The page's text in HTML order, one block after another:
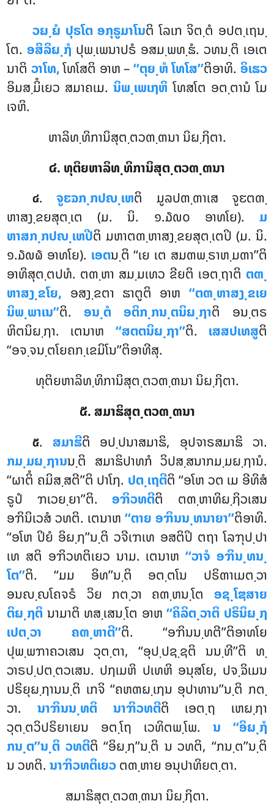
ວຏ຺ຏໍ ປຸຣໂຕ ອກຸຣູມາໂນຕິ ໂລເກ ຈິຕ຺ຕໍ ອປຕ຺ເຖນ຺
ໂຕ. ອສິລິຏ຺ຐໍ ປຸພ຺ເພນາປຣໍ ອສມ຺ພທ຺ຘໍ. ວທນ຺ຕິ ເອເຕ
ນາຕິ ວາໂທ,ໂທໂສຕິ ອາຫ –‘‘ຕຸຍ຺ຫໍ ໂທໂສ’’ຕິອາທິ. ອິເຘວ
ອິມສ຺ມິໍເຍວ ສມາຄເມ.ນິພ຺ເພເຐຫິ ໂທສໂຕ ອຕ຺ຕານໍ ໂມ
ເຈຫິ.
ຫາລິທ຺ທິການິສຸຕ຺ຕວຓ຺ຓນາ ນິຏ຺ຐິຕາ.
໔. ທຸຕິຍຫາລິທ຺ທິການິສຸຕ຺ຕວຓ຺ຓນາ
໔.ຈູຬຉກ຺ກປຎ຺ເຫຕິ ມູລປຓ຺ຓາເສ ຈູຬຕຓ຺
ຫາສງ຺ຂຍສຸຕ຺ເຕ (ມ. ນິ. ໑.໓໙໐ ອາທໂຍ). ມ
ຫາສກ຺ກປຎ຺ເຫປີຕິ ມຫາຕຓ຺ຫາສງ຺ຂຍສຸຕ຺ເຕປິ (ມ. ນິ.
໑.໓໙໖ ອາທໂຍ). ເອຕນ຺ຕິ ‘‘ເຍ ເຕ ສມຓພ຺ຣາຫ຺ມຓາ’’ຕິ
ອາທິສຸຕ຺ຕປທໍ. ຕຓ຺ຫາ ສມ຺ມເທວ ຂີຍຕິ ເອຕ຺ຖາຕິ ຕຓ຺
ຫາສງ຺ຂໂຍ, ອສງ຺ຂຕາ ຘາຕູຕິ ອາຫ ‘‘ຕຓ຺ຫາສງ຺ຂເຍ
ນິພ຺ພາເນ’’ຕິ. ອນ຺ຕໍ ອຕິກ຺ກນ຺ຕນິຏ຺ຐາຕິ ອນ຺ຕຣ
ຫິຕນິຏ຺ຐາ. ເຕນາຫ ‘‘ສຕຕນິຏ຺ຐາ’’ຕິ. ເສສປເທສູຕິ
‘‘ອຈ຺ຈນ຺ຕໂຍຄກ຺ເຂມິໂນ’’ຕິອາທີສຸ.
ທຸຕິຍຫາລິທ຺ທິການິສຸຕ຺ຕວຓ຺ຓນາ ນິຏ຺ຐິຕາ.
໕. ສມາຘິສຸຕ຺ຕວຓ຺ຓນາ
໕. ສມາຘີຕິ ອປ຺ປນາສມາຘິ, ອຸປຈາຣສມາຘິ ວາ.
ກມ຺ມຏ຺ຐານນ຺ຕິ ສມາຘິປາທກໍ ວິປສ຺ສນາກມ຺ມຏ຺ຐານໍ.
‘‘ຜາຕິໍ ຄມິສ຺ສຕີ’’ຕິ ປາໂຐ. ປຕ຺ເຖຕີຕິ ‘‘ອໂຫ ວຕ ເມ ອີທິສໍ
ຣູປໍ ຠເວຍ຺ຍາ’’ຕິ. ອຠິວທຕີຕິ ຕຓ຺ຫາທິຏ຺ຐິວເສນ
ອຠິນິເວສໍ ວທຕິ. ເຕນາຫ ‘‘ຕາຍ ອຠິນນ຺ທນາຍາ’’ຕິອາທິ.
‘‘ອໂຫ ປິຍໍ ອິຏ຺ຐ’’ນ຺ຕິ ວຈີເຠເທ ອສຕິປິ ຕຖາ ໂລຠຸປ຺ປາ
ເທ ສຕິ ອຠິວທຕິເຍວ ນາມ. ເຕນາຫ‘‘ວາຈໍ ອຠິນ຺ທນ຺
ໂຕ’’ຕິ. ‘‘ມມ ອິທ’’ນ຺ຕິ ອຕ຺ຕໂນ ປຣິຓາເມຕ຺ວາ
ອນຎ຺ຎໂຄຈຣໍ ວິຍ ກຕ຺ວາ ຄຓ຺ຫນ຺ໂຕ ອຊ຺ໂຌສາຍ
ຕິຏ຺ຐຕິ ນາມາຕິ ທສ຺ເສນ຺ໂຕ ອາຫ‘‘ຄິລິຕ຺ວາຕິ ປຣິນິຏ຺ຐ
ເປຕ຺ວາ ຄຓ຺ຫາຕີ’’ຕິ. ‘‘ອຠິນນ຺ທຕີ’’ຕິອາທໂຍ
ປຸພ຺ພຠາຄວເສນ ວຸຕ຺ຕາ, ‘‘ອຸປ຺ປຊ຺ຊຕິ ນນ຺ທີ’’ຕິ ທ຺
ວາຣປ຺ປຕ຺ຕວເສນ. ປຐເມຫິ ປເທຫິ ອນຸສໂຍ, ປຈ຺ຉິເມນ
ປຣິຍຸຏ຺ຐານນ຺ຕິ ເກຈິ ‘‘ຄຫຓຏ຺ເຐນ ອຸປາທານ’’ນ຺ຕິ ກຕ຺
ວາ. ນາຠິນນ຺ທຕິ ນາຠິວທຕີຕິ ເອຕ຺ຖ ເຫຏ຺ຐາ
ວຸຕ຺ຕວິປຣິຍາເຍນ ອຕ຺ໂຖ ເວທິຕພ຺ໂພ. ນ ‘‘ອິຏ຺ຐໍ
ກນ຺ຕ’’ນ຺ຕິ ວທຕີຕິ ‘‘ອິຏ຺ຐ’’ນ຺ຕິ ນ ວທຕິ, ‘‘ກນ຺ຕ’’ນ຺ຕິ
ນ ວທຕິ.ນາຠິວທຕິເຍວຕຓ຺ຫາຍ ອນຸປາທິຍຕ຺ຕາ.
ສມາຘິສຸຕ຺ຕວຓ຺ຓນາ ນິຏ຺ຐິຕາ.